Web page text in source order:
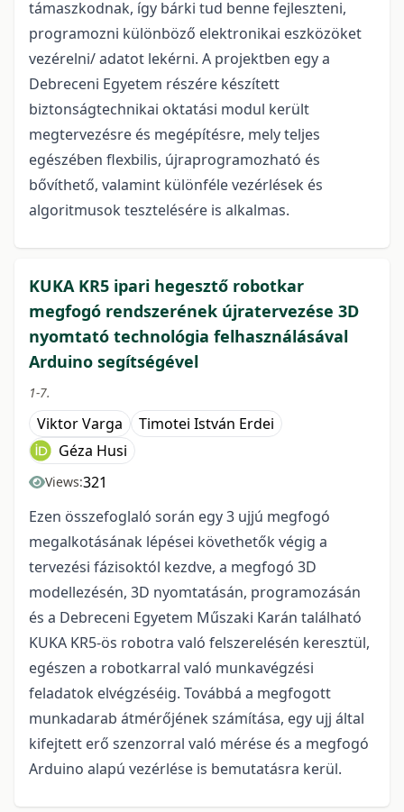
támaszkodnak, így bárki tud benne fejleszteni,
programozni különböző elektronikai eszközöket
vezérelni/ adatot lekérni. A projektben egy a
Debreceni Egyetem részére készített
biztonságtechnikai oktatási modul került
megtervezésre és megépítésre, mely teljes
egészében flexbilis, újraprogramozható és
bővíthető, valamint különféle vezérlések és
algoritmusok tesztelésére is alkalmas.
KUKA KR5 ipari hegesztő robotkar
megfogó rendszerének újratervezése 3D
nyomtató technológia felhasználásával
Arduino segítségével
1-7.
Viktor Varga
Timotei István Erdei
Géza Husi
Views:321
Ezen összefoglaló során egy 3 ujjú megfogó
megalkotásának lépései követhetők végig a
tervezési fázisoktól kezdve, a megfogó 3D
modellezésén, 3D nyomtatásán, programozásán
és a Debreceni Egyetem Műszaki Karán található
KUKA KR5-ös robotra való felszerelésén keresztül,
egészen a robotkarral való munkavégzési
feladatok elvégzéséig. Továbbá a megfogott
munkadarab átmérőjének számítása, egy ujj által
kifejtett erő szenzorral való mérése és a megfogó
Arduino alapú vezérlése is bemutatásra kerül.